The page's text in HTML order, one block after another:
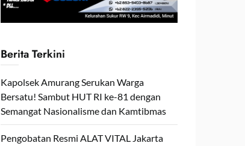
Berita Terkini
Kapolsek Amurang Serukan Warga
Bersatu! Sambut HUT RI ke-81 dengan
Semangat Nasionalisme dan Kamtibmas
Pengobatan Resmi ALAT VITAL Jakarta